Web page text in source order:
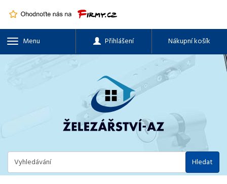
Menu Přihlášení Nákupní košík
Hledat